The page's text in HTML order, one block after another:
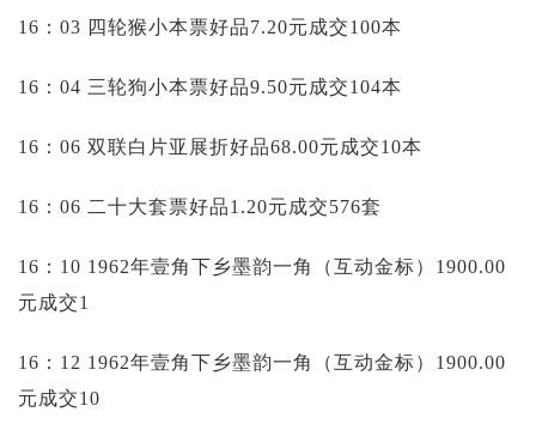
16：03 四轮猴小本票好品7.20元成交100本
16：04 三轮狗小本票好品9.50元成交104本
16：06 双联白片亚展折好品68.00元成交10本
16：06 二十大套票好品1.20元成交576套
16：10 1962年壹角下乡墨韵一角（互动金标）1900.00
元成交1
16：12 1962年壹角下乡墨韵一角（互动金标）1900.00
元成交10